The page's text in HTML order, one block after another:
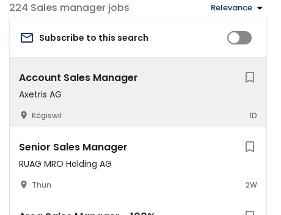
Sales manager jobs Relevance
Subscribe to this search
Account Sales Manager
Axetris AG
Kägiswil 1D
Senior Sales Manager
RUAG MRO Holding AG
Thun 2W